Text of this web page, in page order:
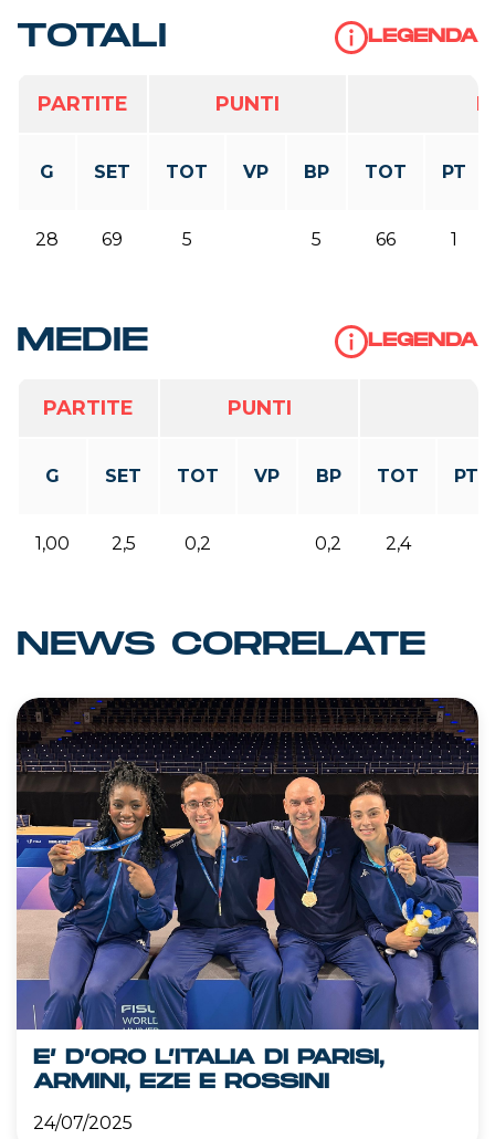
TOTALI LEGENDA
PARTITE PUNTI
G SET TOT VP BP TOT PT
28 69 5 5 66 1
MEDIE LEGENDA
PARTITE PUNTI
G SET TOT VP BP TOT PT
1,00 2,5 0,2 0,2 2,4
Break Point
VP Vinti-Persi
Err Errore
POS
NEWS CORRELATE
E’ D’ORO L’ITALIA DI PARISI,
ARMINI, EZE E ROSSINI
24/07/2025